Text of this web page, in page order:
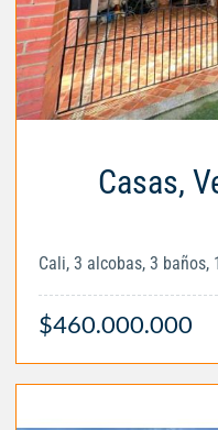
Casas,
Cali, 3 alcobas, 3 baños,
$460.000.000